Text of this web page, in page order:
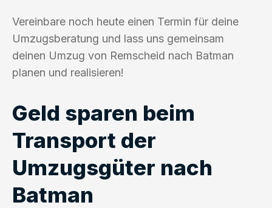
Vereinbare noch heute einen Termin für deine
Umzugsberatung und lass uns gemeinsam
deinen Umzug von Remscheid nach Batman
planen und realisieren!
Geld sparen beim
Transport der
Umzugsgüter nach
Batman